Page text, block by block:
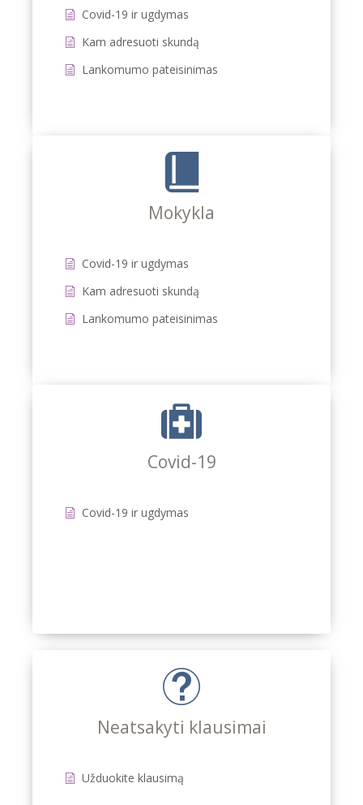
Covid-19 ir ugdymas
Kam adresuoti skundą
Lankomumo pateisinimas
Mokykla
Covid-19 ir ugdymas
Kam adresuoti skundą
Lankomumo pateisinimas
Covid-19
Covid-19 ir ugdymas
Neatsakyti klausimai
Užduokite klausimą